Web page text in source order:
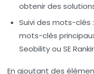
obtenir des
Suivi des mots-clés
mots-clés
Seobilityou SE
En ajoutant des